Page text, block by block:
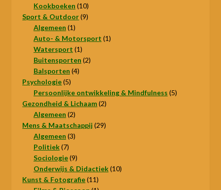
product
Kookboeken 1010
producten
Sport & Outdoor 99
Algemeen 11
product
Auto- & Motorsport 11
Watersport 11
product
Buitensporten 22
Balsporten 44
Psychologie 55
producten
Persoonlijke ontwikkeling & Mindfulness 55
Gezondheid & Lichaam 22
Algemeen 22
producten
Mens & Maatschappij 2929
Algemeen 33
Politiek 77
producten
Sociologie 99
producten
Onderwijs & Didactiek 1010
Kunst & Fotografie 1111